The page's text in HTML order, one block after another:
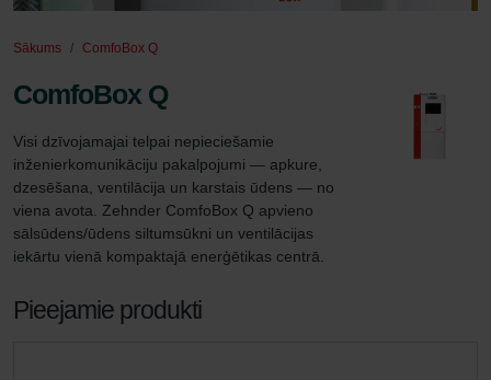
Sākums ComfoBox Q
ComfoBox Q
Visi dzīvojamajai telpai nepieciešamie
inženierkomunikāciju pakalpojumi — apkure,
dzesēšana, ventilācija un karstais ūdens — no
viena avota. Zehnder ComfoBox Q apvieno
sālsūdens/ūdens siltumsūkni un ventilācijas
iekārtu vienā kompaktajā enerģētikas centrā.
Pieejamie produkti